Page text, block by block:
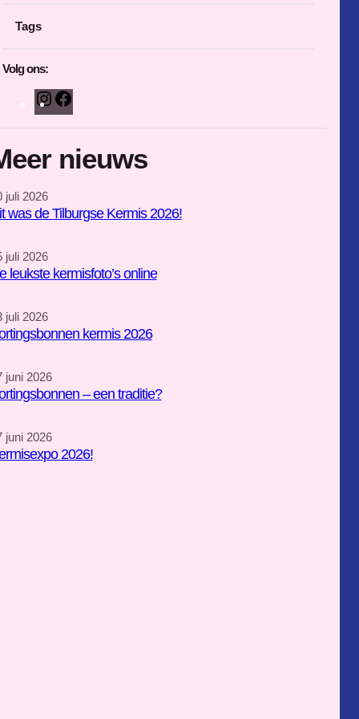
Tags
Volg ons:
I
n
g
m
a
e
o
nieuws
juli 2026
was de Tilburgse Kermis 2026!
juli 2026
leukste kermisfoto’s online
juli 2026
kermis 2026
juni 2026
– een traditie?
juni 2026
2026!